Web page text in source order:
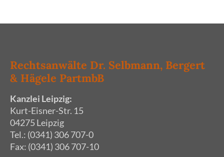
Rechtsanwälte Dr. Selbmann, Bergert
& Hägele PartmbB
Kanzlei Leipzig:
Kurt-Eisner-Str. 15
04275 Leipzig
Tel.: (0341) 306 707-0
Fax: (0341) 306 707-10